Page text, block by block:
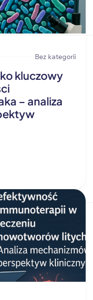
Bez kategorii
kluczowy
– analiza